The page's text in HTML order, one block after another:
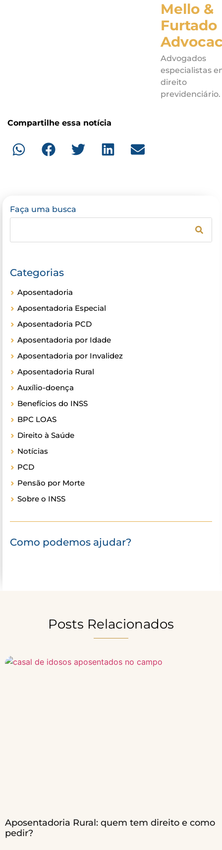
Mello &
Furtado
Advogados
especialistas
direito
previdenciário.
Compartilhe essa notícia
Faça uma busca
Categorias
Aposentadoria
Aposentadoria Especial
Aposentadoria PCD
Aposentadoria por Idade
Aposentadoria por Invalidez
Aposentadoria Rural
Auxílio-doença
Benefícios do INSS
BPC LOAS
Direito à Saúde
Notícias
PCD
Pensão por Morte
Sobre o INSS
Como podemos ajudar?
Posts Relacionados
Aposentadoria Rural: quem tem direito e como
pedir?